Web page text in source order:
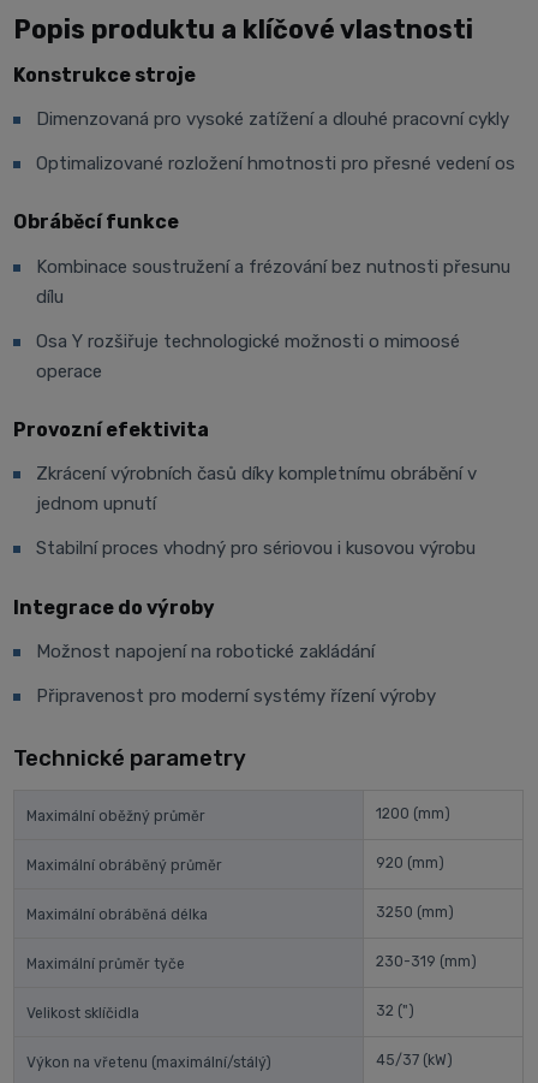
Popis produktu a klíčové vlastnosti
Konstrukce stroje
Dimenzovaná pro vysoké zatížení a dlouhé pracovní cykly
Optimalizované rozložení hmotnosti pro přesné vedení os
Obráběcí funkce
Kombinace soustružení a frézování bez nutnosti přesunu
dílu
Osa Y rozšiřuje technologické možnosti o mimoosé
operace
Provozní efektivita
Zkrácení výrobních časů díky kompletnímu obrábění v
jednom upnutí
Stabilní proces vhodný pro sériovou i kusovou výrobu
Integrace do výroby
Možnost napojení na robotické zakládání
Připravenost pro moderní systémy řízení výroby
Technické parametry
Maximální oběžný průměr 1200 (mm)
Maximální obráběný průměr 920 (mm)
Maximální obráběná délka 3250 (mm)
Maximální průměr tyče 230-319 (mm)
Velikost sklíčidla 32 (")
Výkon na vřetenu (maximální/stálý) 45/37 (kW)